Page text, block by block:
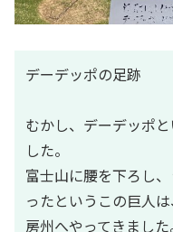
デーデッポの足跡
むかし、デーデッポ
した。
富士山に腰を下ろし
ったというこの巨人
房州へやってきました